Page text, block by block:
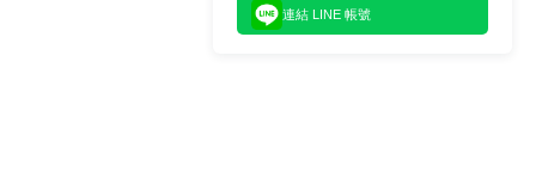
連結 LINE 帳號